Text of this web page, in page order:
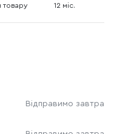
товару
12 міс.
Відправимо завтра